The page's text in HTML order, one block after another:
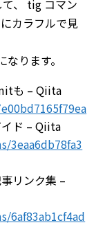
、 tig コマン
カラフルで見
ります。
も – Qiita
ド – Qiita
3eaa6db78fa3
リンク集 –
6af83ab1cf4ad